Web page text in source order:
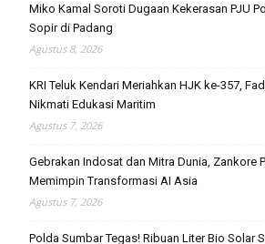
Miko Kamal Soroti Dugaan Kekerasan PJU
Sopir di Padang
Agustus 8, 2026
KRI Teluk Kendari Meriahkan HJK ke-357,
Nikmati Edukasi Maritim
Agustus 7, 2026
Gebrakan Indosat dan Mitra Dunia, Zankore
Memimpin Transformasi AI Asia
Agustus 7, 2026
Polda Sumbar Tegas! Ribuan Liter Bio Solar